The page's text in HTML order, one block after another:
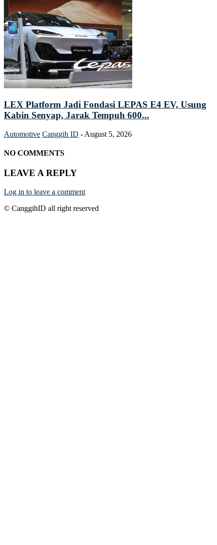
LEX Platform Jadi Fondasi LEPAS E4 EV, Usung
Kabin Senyap, Jarak Tempuh 600...
Automotive Canggih ID - August 5, 2026
NO COMMENTS
LEAVE A REPLY
Log in to leave a comment
© CanggihID all right reserved